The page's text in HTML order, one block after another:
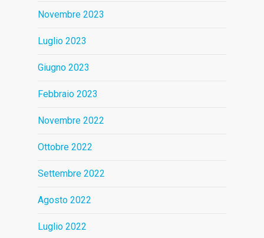
Novembre 2023
Luglio 2023
Giugno 2023
Febbraio 2023
Novembre 2022
Ottobre 2022
Settembre 2022
Agosto 2022
Luglio 2022